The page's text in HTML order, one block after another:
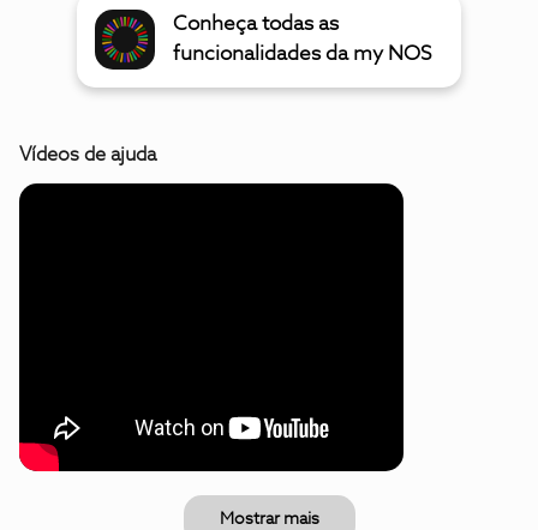
Conheça todas as
funcionalidades da my NOS
Vídeos de ajuda
Mostrar mais